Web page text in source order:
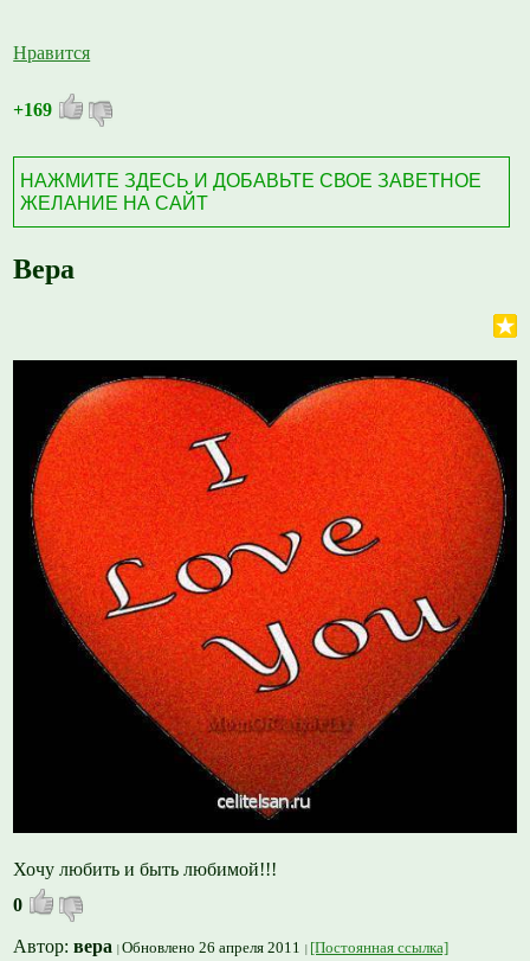
Нравится
+169
НАЖМИТЕ ЗДЕСЬ И ДОБАВЬТЕ СВОЕ ЗАВЕТНОЕ
ЖЕЛАНИЕ НА САЙТ
Вера
Хочу любить и быть любимой!!!
0
Автор:вера Обновлено 26 апреля 2011 [Постоянная ссылка]